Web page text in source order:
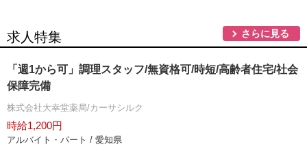
求人特集 さらに見る
「週1から可」調理スタッフ/無資格可/時短/高齢者住宅/社会
保障完備
株式会社大幸堂薬局/カーサシルク
時給1,200円
アルバイト・パート / 愛知県